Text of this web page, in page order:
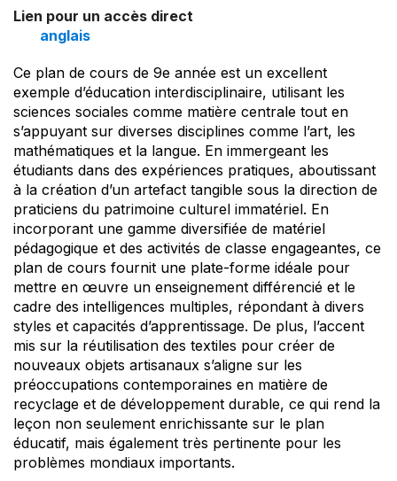
Lien pour un accès direct
anglais
Ce plan de cours de 9e année est un excellent
exemple d’éducation interdisciplinaire, utilisant les
sciences sociales comme matière centrale tout en
s’appuyant sur diverses disciplines comme l’art, les
mathématiques et la langue. En immergeant les
étudiants dans des expériences pratiques, aboutissant
à la création d’un artefact tangible sous la direction de
praticiens du patrimoine culturel immatériel. En
incorporant une gamme diversifiée de matériel
pédagogique et des activités de classe engageantes, ce
plan de cours fournit une plate-forme idéale pour
mettre en œuvre un enseignement différencié et le
cadre des intelligences multiples, répondant à divers
styles et capacités d’apprentissage. De plus, l’accent
mis sur la réutilisation des textiles pour créer de
nouveaux objets artisanaux s’aligne sur les
préoccupations contemporaines en matière de
recyclage et de développement durable, ce qui rend la
leçon non seulement enrichissante sur le plan
éducatif, mais également très pertinente pour les
problèmes mondiaux importants.